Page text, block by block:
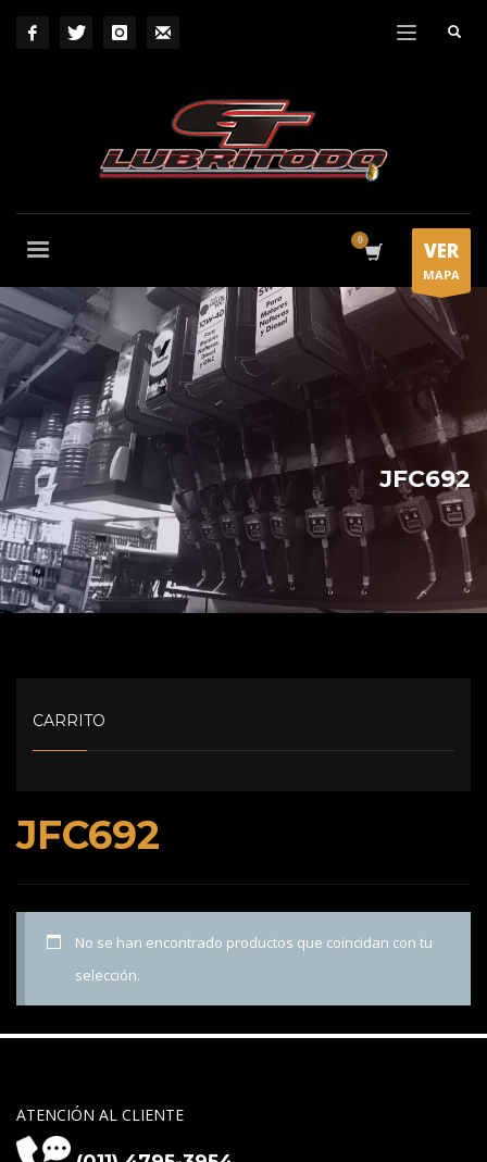
VER
MAPA
JFC692
JFC692
No se han encontrado productos que coincidan con tu
selección.
CARRITO
ATENCIÓN AL CLIENTE